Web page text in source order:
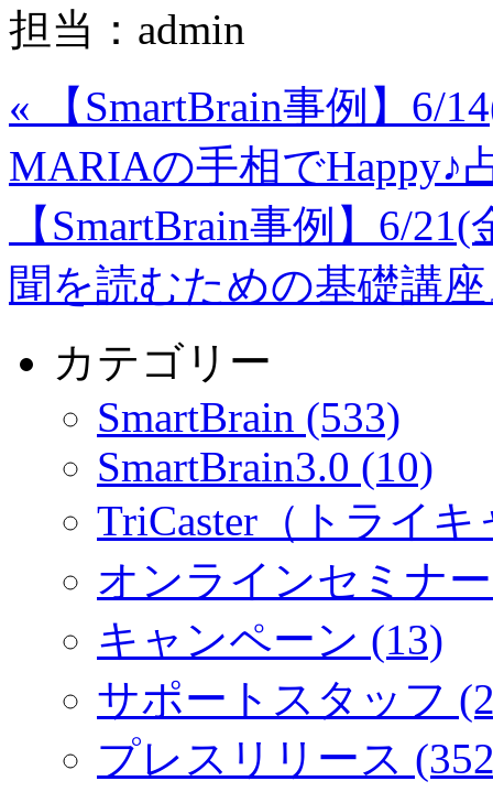
担当：admin
« 【SmartBrain事例】6/
MARIAの手相でHappy♪
【SmartBrain事例】6/
聞を読むための基礎講
カテゴリー
SmartBrain (533)
SmartBrain3.0 (10)
TriCaster（トライ
オンラインセミナ
キャンペーン (13)
サポートスタッフ
プレスリリース